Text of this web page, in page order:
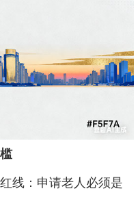
：申请老人必须是